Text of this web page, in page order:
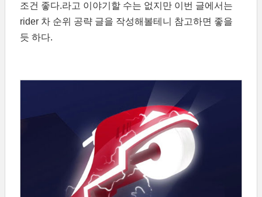
조건 좋다.라고 이야기할 수는 없지만 이번 글에서는
rider 차 순위 공략 글을 작성해볼테니 참고하면 좋을
듯 하다.